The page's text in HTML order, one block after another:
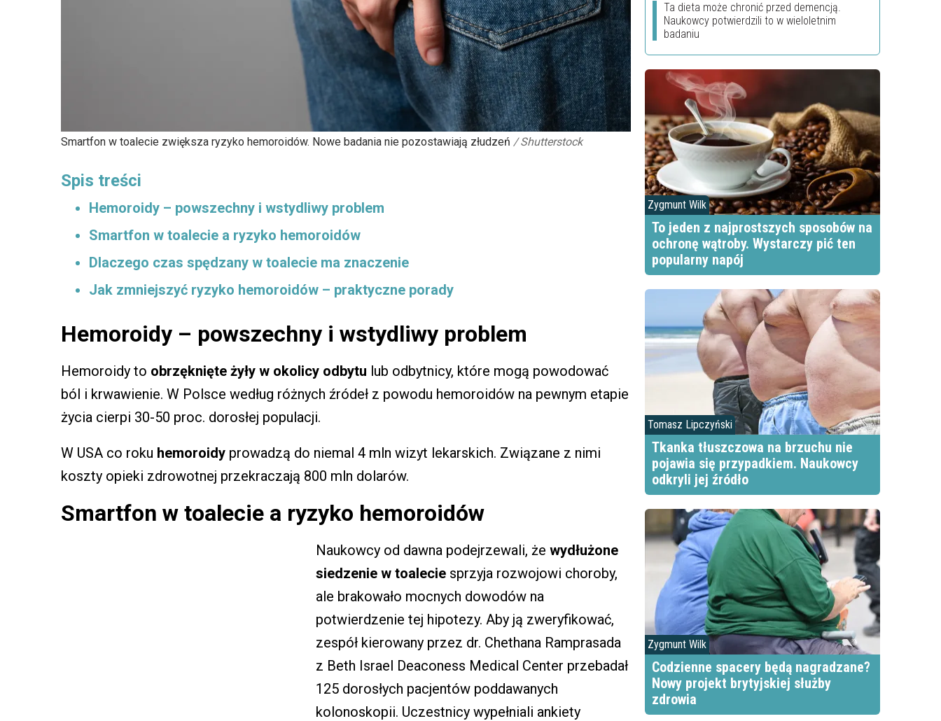
Smartfon w toalecie zwiększa ryzyko hemoroidów. Nowe badania nie pozostawiają złudzeń / Shutterstock
Spis treści
Hemoroidy – powszechny i wstydliwy problem
Smartfon w toalecie a ryzyko hemoroidów
Dlaczego czas spędzany w toalecie ma znaczenie
Jak zmniejszyć ryzyko hemoroidów – praktyczne porady
Hemoroidy – powszechny i wstydliwy problem
Hemoroidy to obrzęknięte żyły w okolicy odbytu lub odbytnicy, które mogą powodować
ból i krwawienie. W Polsce według różnych źródeł z powodu hemoroidów na pewnym etapie
życia cierpi 30-50 proc. dorosłej populacji.
W USA co roku hemoroidy prowadzą do niemal 4 mln wizyt lekarskich. Związane z nimi
koszty opieki zdrowotnej przekraczają 800 mln dolarów.
Smartfon w toalecie a ryzyko hemoroidów
Naukowcy od dawna podejrzewali, że wydłużone
siedzenie w toalecie sprzyja rozwojowi choroby,
ale brakowało mocnych dowodów na
potwierdzenie tej hipotezy. Aby ją zweryfikować,
zespół kierowany przez dr. Chethana Ramprasada
z Beth Israel Deaconess Medical Center przebadał
125 dorosłych pacjentów poddawanych
kolonoskopii. Uczestnicy wypełniali ankiety
Ta dieta może chronić przed demencją.
Naukowcy potwierdzili to w wieloletnim
badaniu
Zygmunt Wilk
To jeden z najprostszych sposobów na
ochronę wątroby. Wystarczy pić ten
popularny napój
Tomasz Lipczyński
Tkanka tłuszczowa na brzuchu nie
pojawia się przypadkiem. Naukowcy
odkryli jej źródło
Zygmunt Wilk
Codzienne spacery będą nagradzane?
Nowy projekt brytyjskiej służby
zdrowia